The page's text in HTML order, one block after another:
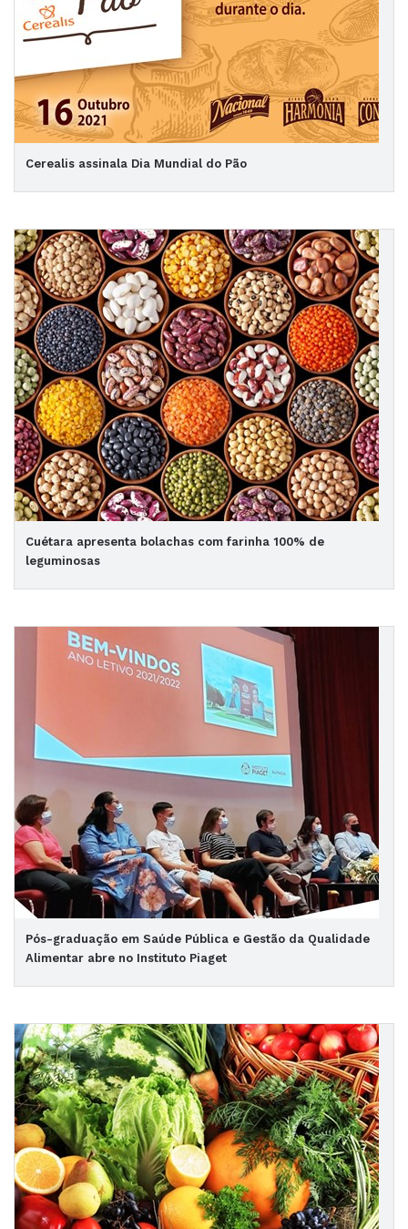
Cerealis assinala Dia Mundial do Pão
Cuétara apresenta bolachas com farinha 100% de
leguminosas
Pós-graduação em Saúde Pública e Gestão da Qualidade
Alimentar abre no Instituto Piaget